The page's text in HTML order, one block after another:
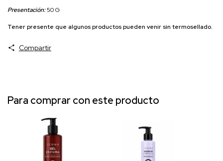
Presentación:50 G
Tener presente que algunos productos pueden venir sin termosellado.
Compartir
Para comprar con este producto